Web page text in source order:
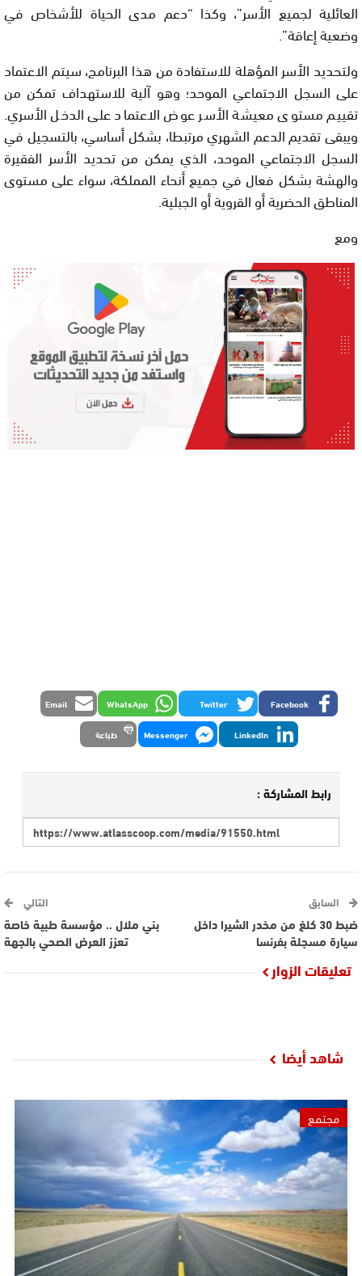
العائلية لجميع الأسر”، وكذا “دعم مدى الحياة للأشخاص في
وضعية إعاقة”.
ولتحديد الأسر المؤهلة للاستفادة من هذا البرنامج، سيتم الاعتماد
على السجل الاجتماعي الموحد؛ وهو آلية للاستهداف تمكن من
تقييم مستوى معيشة الأسر عوض الاعتماد على الدخل الأسري.
ويبقى تقديم الدعم الشهري مرتبطا، بشكل أساسي، بالتسجيل في
السجل الاجتماعي الموحد، الذي يمكن من تحديد الأسر الفقيرة
والهشة بشكل فعال في جميع أنحاء المملكة، سواء على مستوى
المناطق الحضرية أو القروية أو الجبلية.
ومع
Facebook
Twitter
WhatsApp
Email
LinkedIn
Messenger طباعة
رابط المشاركة :
السابق
ضبط 30 كلغ من مخدر الشيرا داخل
سيارة مسجلة بفرنسا
التالي
بني ملال .. مؤسسة طبية خاصة
تعزز العرض الصحي بالجهة
تعليقات الزوار
شاهد أيضا
مجتمع